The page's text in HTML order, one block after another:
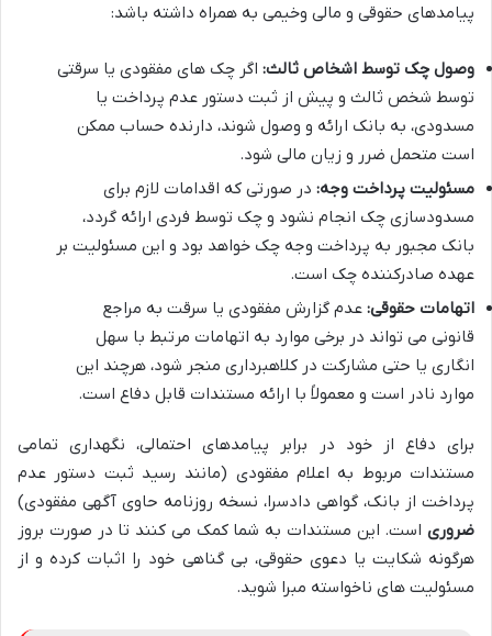
پیامدهای حقوقی و مالی وخیمی به همراه داشته باشد:
وصول چک توسط اشخاص ثالث: اگر چک های مفقودی یا سرقتی
توسط شخص ثالث و پیش از ثبت دستور عدم پرداخت یا
مسدودی، به بانک ارائه و وصول شوند، دارنده حساب ممکن
است متحمل ضرر و زیان مالی شود.
مسئولیت پرداخت وجه: در صورتی که اقدامات لازم برای
مسدودسازی چک انجام نشود و چک توسط فردی ارائه گردد،
بانک مجبور به پرداخت وجه چک خواهد بود و این مسئولیت بر
عهده صادرکننده چک است.
اتهامات حقوقی: عدم گزارش مفقودی یا سرقت به مراجع
قانونی می تواند در برخی موارد به اتهامات مرتبط با سهل
انگاری یا حتی مشارکت در کلاهبرداری منجر شود، هرچند این
موارد نادر است و معمولاً با ارائه مستندات قابل دفاع است.
برای دفاع از خود در برابر پیامدهای احتمالی، نگهداری تمامی
مستندات مربوط به اعلام مفقودی (مانند رسید ثبت دستور عدم
پرداخت از بانک، گواهی دادسرا، نسخه روزنامه حاوی آگهی مفقودی)
ضروری است. این مستندات به شما کمک می کنند تا در صورت بروز
هرگونه شکایت یا دعوی حقوقی، بی گناهی خود را اثبات کرده و از
مسئولیت های ناخواسته مبرا شوید.